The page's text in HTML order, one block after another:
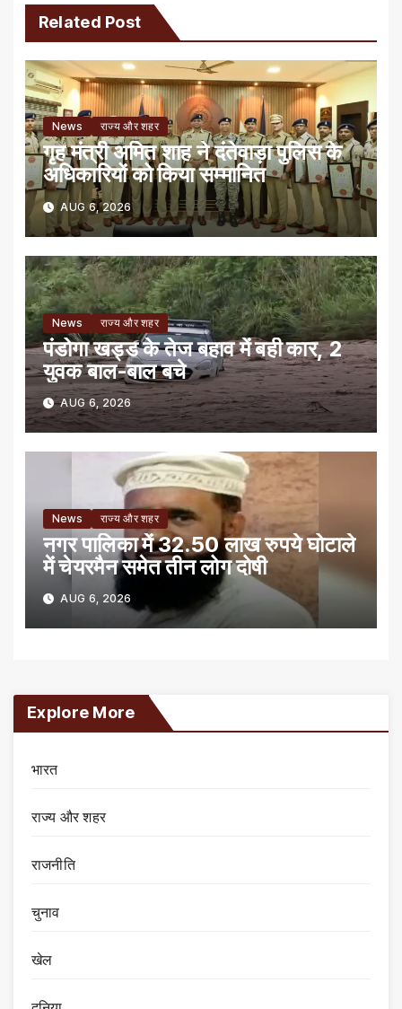
Related Post
News राज्य और शहर
गृह मंत्री अमित शाह ने दंतेवाड़ा पुलिस के
अधिकारियों को किया सम्मानित
AUG 6, 2026
News राज्य और शहर
पंडोगा खड्ड के तेज बहाव में बही कार, 2
युवक बाल-बाल बचे
AUG 6, 2026
News राज्य और शहर
नगर पालिका में 32.50 लाख रुपये घोटाले
में चेयरमैन समेत तीन लोग दोषी
AUG 6, 2026
Explore More
भारत
राज्य और शहर
राजनीति
चुनाव
खेल